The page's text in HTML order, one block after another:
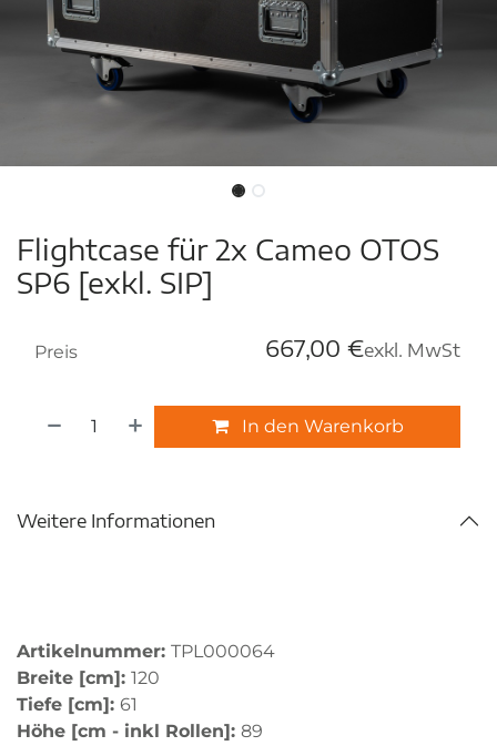
Flightcase für 2x Cameo OTOS
SP6 [exkl. SIP]
In den Warenkorb
Preis 667,00 €exkl. MwSt
Weitere Informationen
Artikelnummer: TPL000064
Breite [cm]: 120
Tiefe [cm]: 61
Höhe [cm - inkl Rollen]: 89